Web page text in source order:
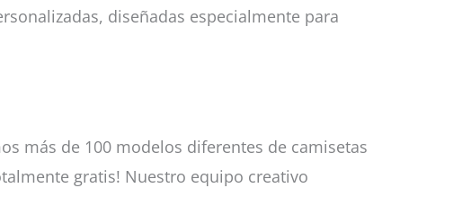
diseñadas especialmente para
más de 100 modelos diferentes de camisetas
gratis! Nuestro equipo creativo